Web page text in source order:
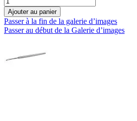
Ajouter au panier
Passer à la fin de la galerie d’images
Passer au début de la Galerie d’images